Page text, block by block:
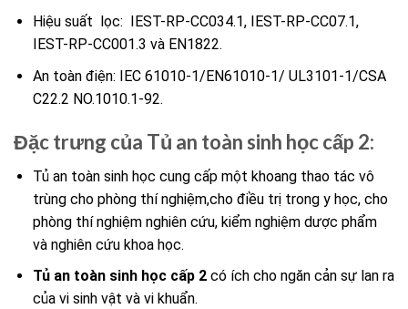
Hiệu suất lọc: IEST-RP-CC034.1, IEST-RP-CC07.1,
IEST-RP-CC001.3 và EN1822.
An toàn điện: IEC 61010-1/EN61010-1/ UL3101-1/CSA
C22.2 NO.1010.1-92.
Đặc trưng của Tủ an toàn sinh học cấp 2:
Tủ an toàn sinh học cung cấp một khoang thao tác vô
trùng cho phòng thí nghiệm,cho điều trị trong y học, cho
phòng thí nghiệm nghiên cứu, kiểm nghiệm dược phẩm
và nghiên cứu khoa học.
Tủ an toàn sinh học cấp 2 có ích cho ngăn cản sự lan ra
của vi sinh vật và vi khuẩn.